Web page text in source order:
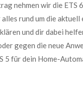
nehmen wir die ETS
alles rund um die aktuell
und dir dabei
gegen die neue
5 für dein Home-